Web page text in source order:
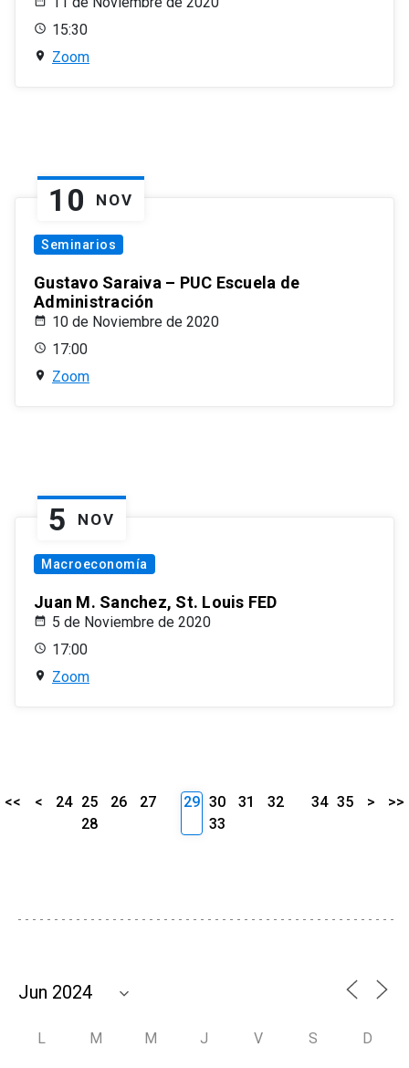
15:30
Zoom
10 NOV
Seminarios
Gustavo Saraiva – PUC Escuela de
Administración
10 de Noviembre de 2020
17:00
Zoom
5 NOV
Macroeconomía
Juan M. Sanchez, St. Louis FED
5 de Noviembre de 2020
17:00
Zoom
<< < 24 25 26
27
28
29 30 31
32
33
34 35 > >>
L M M J V S D